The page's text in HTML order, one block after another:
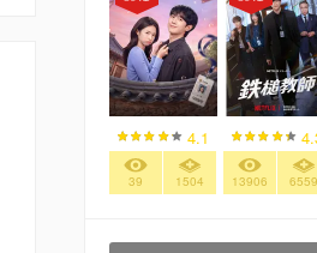
4.1
39 1504 13906 6559